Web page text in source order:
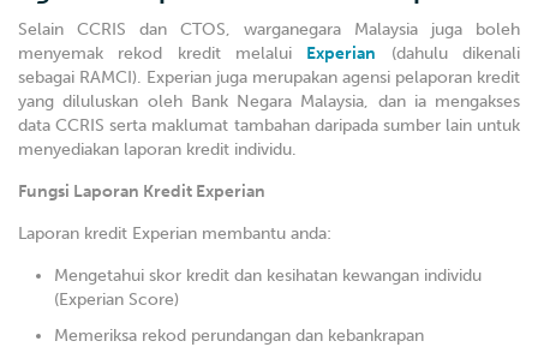
Selain CCRIS dan CTOS, warganegara Malaysia juga boleh
menyemak rekod kredit melalui Experian (dahulu dikenali
sebagai RAMCI). Experian juga merupakan agensi pelaporan kredit
yang diluluskan oleh Bank Negara Malaysia, dan ia mengakses
data CCRIS serta maklumat tambahan daripada sumber lain untuk
menyediakan laporan kredit individu.
Fungsi Laporan Kredit Experian
Laporan kredit Experian membantu anda:
Mengetahui skor kredit dan kesihatan kewangan individu
(Experian Score)
Memeriksa rekod perundangan dan kebankrapan